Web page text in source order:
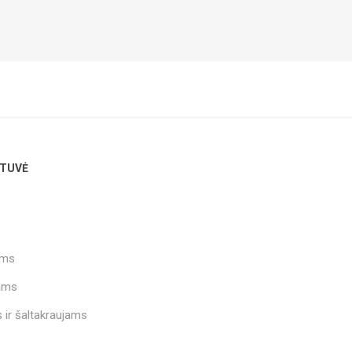
ir šaltakraujams